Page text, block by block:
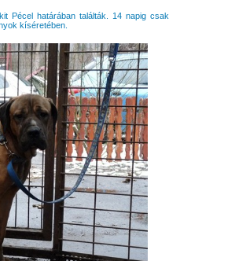
Pécel határában találták. 14 napig csak
kíséretében.